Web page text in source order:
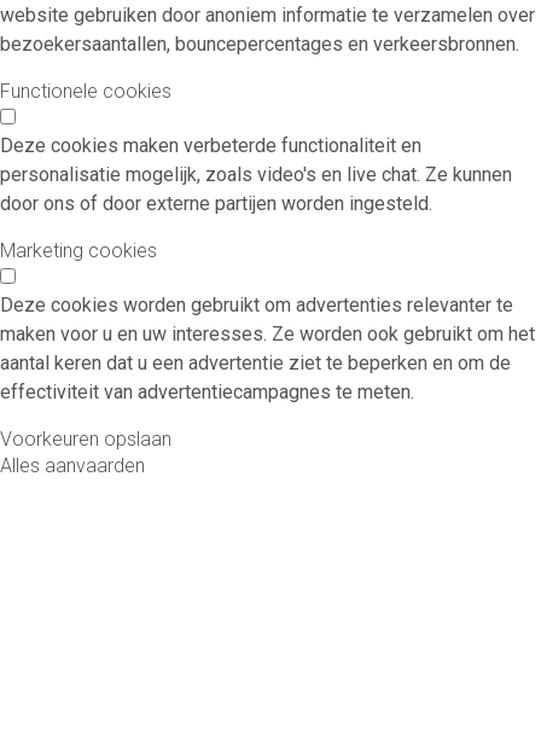
website gebruiken door anoniem informatie te verzamelen over
bezoekersaantallen, bouncepercentages en verkeersbronnen.
Functionele cookies
Deze cookies maken verbeterde functionaliteit en
personalisatie mogelijk, zoals video's en live chat. Ze kunnen
door ons of door externe partijen worden ingesteld.
Marketing cookies
Deze cookies worden gebruikt om advertenties relevanter te
maken voor u en uw interesses. Ze worden ook gebruikt om het
aantal keren dat u een advertentie ziet te beperken en om de
effectiviteit van advertentiecampagnes te meten.
Voorkeuren opslaan
Alles aanvaarden